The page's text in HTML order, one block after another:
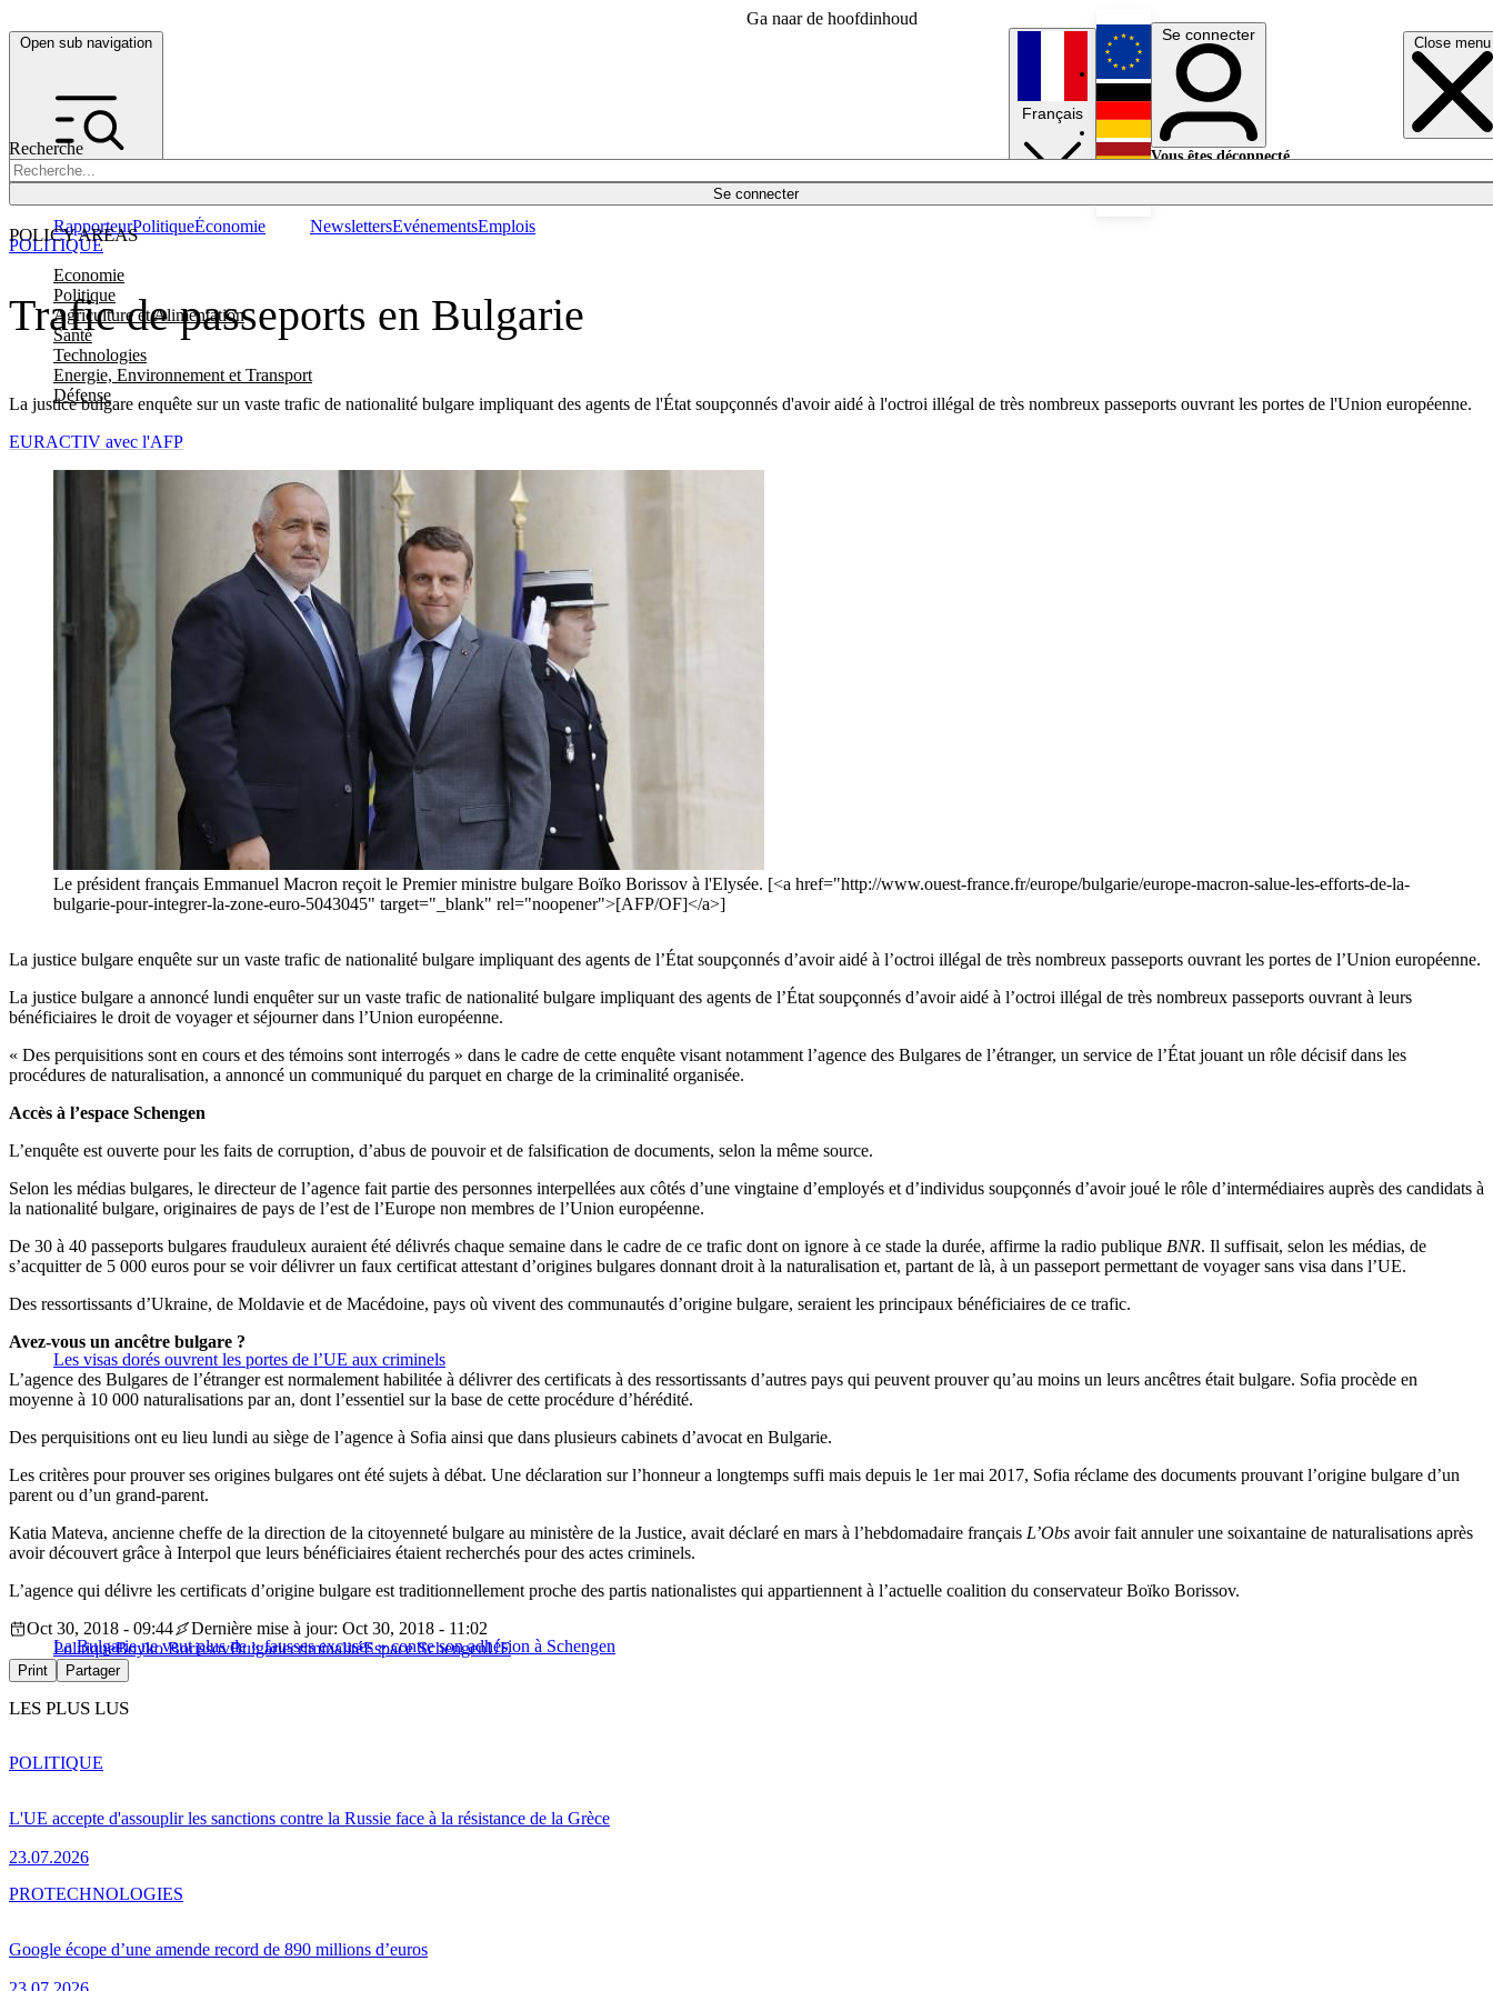
Ga naar de hoofdinhoud
Open sub navigation Close menu
Recherche
Se connecter
POLICY AREAS
Economie
Politique
Agriculture et Alimentation
Santé
Technologies
Energie, Environnement et Transport
Défense
RapporteurPolitiqueÉconomie NewslettersEvénementsEmplois
Français
English
Deutsch
Se connecter
Vous êtes déconnecté.
Trafic de passeports en Bulgarie
La justice bulgare enquête sur un vaste trafic de nationalité bulgare impliquant des agents de l'État soupçonnés d'avoir aidé à l'octroi illégal de très nombreux passeports ouvrant les portes de l'Union européenne.
POLITIQUE
EURACTIV avec l'AFP
Le président français Emmanuel Macron reçoit le Premier ministre bulgare Boïko Borissov à l'Elysée. [<a href="http://www.ouest-france.fr/europe/bulgarie/europe-macron-salue-les-efforts-de-la-
bulgarie-pour-integrer-la-zone-euro-5043045" target="_blank" rel="noopener">[AFP/OF]</a>]
La justice bulgare enquête sur un vaste trafic de nationalité bulgare impliquant des agents de l’État soupçonnés d’avoir aidé à l’octroi illégal de très nombreux passeports ouvrant les portes de l’Union européenne.
La justice bulgare a annoncé lundi enquêter sur un vaste trafic de nationalité bulgare impliquant des agents de l’État soupçonnés d’avoir aidé à l’octroi illégal de très nombreux passeports ouvrant à leurs
bénéficiaires le droit de voyager et séjourner dans l’Union européenne.
« Des perquisitions sont en cours et des témoins sont interrogés » dans le cadre de cette enquête visant notamment l’agence des Bulgares de l’étranger, un service de l’État jouant un rôle décisif dans les
procédures de naturalisation, a annoncé un communiqué du parquet en charge de la criminalité organisée.
Accès à l’espace Schengen
L’enquête est ouverte pour les faits de corruption, d’abus de pouvoir et de falsification de documents, selon la même source.
Selon les médias bulgares, le directeur de l’agence fait partie des personnes interpellées aux côtés d’une vingtaine d’employés et d’individus soupçonnés d’avoir joué le rôle d’intermédiaires auprès des candidats à
la nationalité bulgare, originaires de pays de l’est de l’Europe non membres de l’Union européenne.
De 30 à 40 passeports bulgares frauduleux auraient été délivrés chaque semaine dans le cadre de ce trafic dont on ignore à ce stade la durée, affirme la radio publique BNR. Il suffisait, selon les médias, de
s’acquitter de 5 000 euros pour se voir délivrer un faux certificat attestant d’origines bulgares donnant droit à la naturalisation et, partant de là, à un passeport permettant de voyager sans visa dans l’UE.
Des ressortissants d’Ukraine, de Moldavie et de Macédoine, pays où vivent des communautés d’origine bulgare, seraient les principaux bénéficiaires de ce trafic.
Les visas dorés ouvrent les portes de l’UE aux criminels
Avez-vous un ancêtre bulgare ?
L’agence des Bulgares de l’étranger est normalement habilitée à délivrer des certificats à des ressortissants d’autres pays qui peuvent prouver qu’au moins un leurs ancêtres était bulgare. Sofia procède en
moyenne à 10 000 naturalisations par an, dont l’essentiel sur la base de cette procédure d’hérédité.
Des perquisitions ont eu lieu lundi au siège de l’agence à Sofia ainsi que dans plusieurs cabinets d’avocat en Bulgarie.
Les critères pour prouver ses origines bulgares ont été sujets à débat. Une déclaration sur l’honneur a longtemps suffi mais depuis le 1er mai 2017, Sofia réclame des documents prouvant l’origine bulgare d’un
parent ou d’un grand-parent.
Katia Mateva, ancienne cheffe de la direction de la citoyenneté bulgare au ministère de la Justice, avait déclaré en mars à l’hebdomadaire français L’Obs avoir fait annuler une soixantaine de naturalisations après
avoir découvert grâce à Interpol que leurs bénéficiaires étaient recherchés pour des actes criminels.
L’agence qui délivre les certificats d’origine bulgare est traditionnellement proche des partis nationalistes qui appartiennent à l’actuelle coalition du conservateur Boïko Borissov.
La Bulgarie ne veut plus de « fausses excuses » contre son adhésion à Schengen
Oct 30, 2018 - 09:44
Dernière mise à jour: Oct 30, 2018 - 11:02
PolitiqueBoyko BorissovBulgariecriminalitéEspace SchengenUE
Print Partager
LES PLUS LUS
L'UE accepte d'assouplir les sanctions contre la Russie face à la résistance de la Grèce
23.07.2026
POLITIQUE
Google écope d’une amende record de 890 millions d’euros
PROTECHNOLOGIES